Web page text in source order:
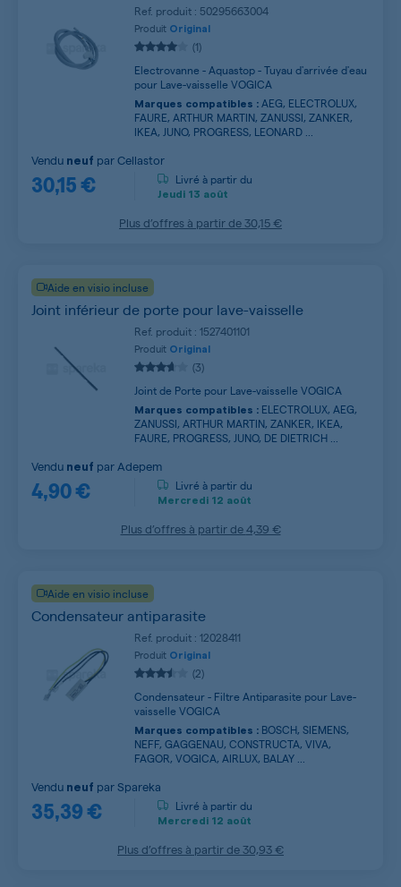
Ref. produit : 50295663004
Produit Original
(1)
Electrovanne - Aquastop - Tuyau d'arrivée d'eau
pour Lave-vaisselle VOGICA
Marques compatibles : AEG, ELECTROLUX,
FAURE, ARTHUR MARTIN, ZANUSSI, ZANKER,
IKEA, JUNO, PROGRESS, LEONARD ...
30,15 €
Vendu neuf parCellastor
Livré à partir du
Jeudi 13 août
Plus d’offres à partir de 30,15 €
Aide en visio incluse
Joint inférieur de porte pour lave-vaisselle
Ref. produit : 1527401101
Produit Original
(3)
Joint de Porte pour Lave-vaisselle VOGICA
Marques compatibles : ELECTROLUX, AEG,
ZANUSSI, ARTHUR MARTIN, ZANKER, IKEA,
FAURE, PROGRESS, JUNO, DE DIETRICH ...
4,90 €
Vendu neuf par Adepem
Livré à partir du
Mercredi 12 août
Plus d’offres à partir de4,39 €
Aide en visio incluse
Condensateur antiparasite
Ref. produit : 12028411
Produit Original
(2)
Condensateur - Filtre Antiparasite pour Lave-
vaisselle VOGICA
Marques compatibles : BOSCH, SIEMENS,
NEFF, GAGGENAU, CONSTRUCTA, VIVA,
FAGOR, VOGICA, AIRLUX, BALAY ...
35,39 €
Vendu neuf parSpareka
Livré à partir du
Mercredi 12 août
Plus d’offres à partir de 30,93 €